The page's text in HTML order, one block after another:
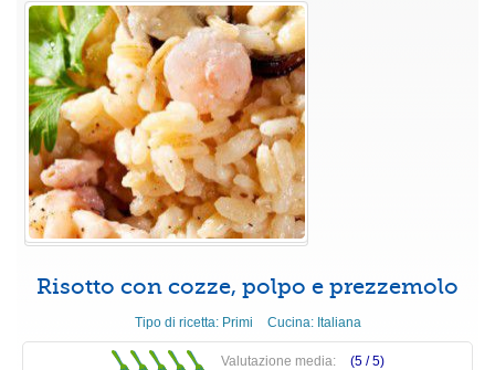
Risotto con cozze, polpo e prezzemolo
Tipo di ricetta: Primi Cucina: Italiana
Valutazione media: (5 /5)